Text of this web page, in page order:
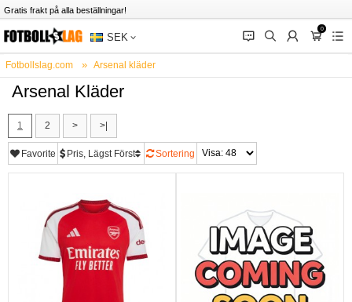
Gratis frakt på alla beställningar!
SEK 󰂱 󰂨 󰃳
0
󰃦 󰃖
Fotbollslag.com Arsenal kläder
Arsenal Kläder
1 2 > >|
Favorite Pris, Lägst Först Sortering